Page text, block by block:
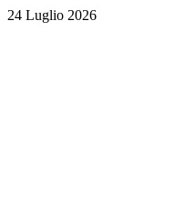
24 Luglio 2026